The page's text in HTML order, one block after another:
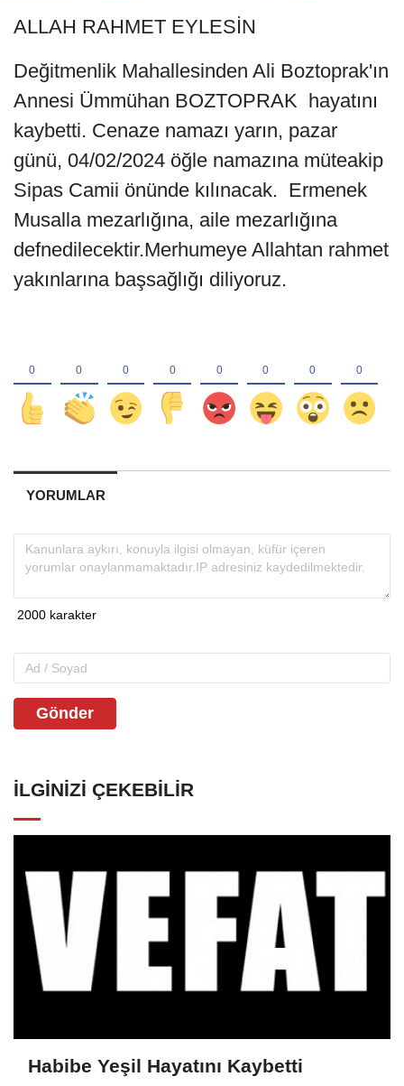
ALLAH RAHMET EYLESİN
Değitmenlik Mahallesinden Ali Boztoprak'ın
Annesi Ümmühan BOZTOPRAK hayatını
kaybetti. Cenaze namazı yarın, pazar
günü, 04/02/2024 öğle namazına müteakip
Sipas Camii önünde kılınacak. Ermenek
Musalla mezarlığına, aile mezarlığına
defnedilecektir.Merhumeye Allahtan rahmet
yakınlarına başsağlığı diliyoruz.
YORUMLAR
Gönder
İLGINIZI ÇEKEBILIR
Habibe Yeşil Hayatını Kaybetti